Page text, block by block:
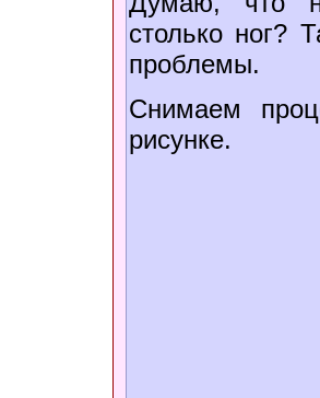
столько ног?
проблемы.
Снимаем
рисунке.